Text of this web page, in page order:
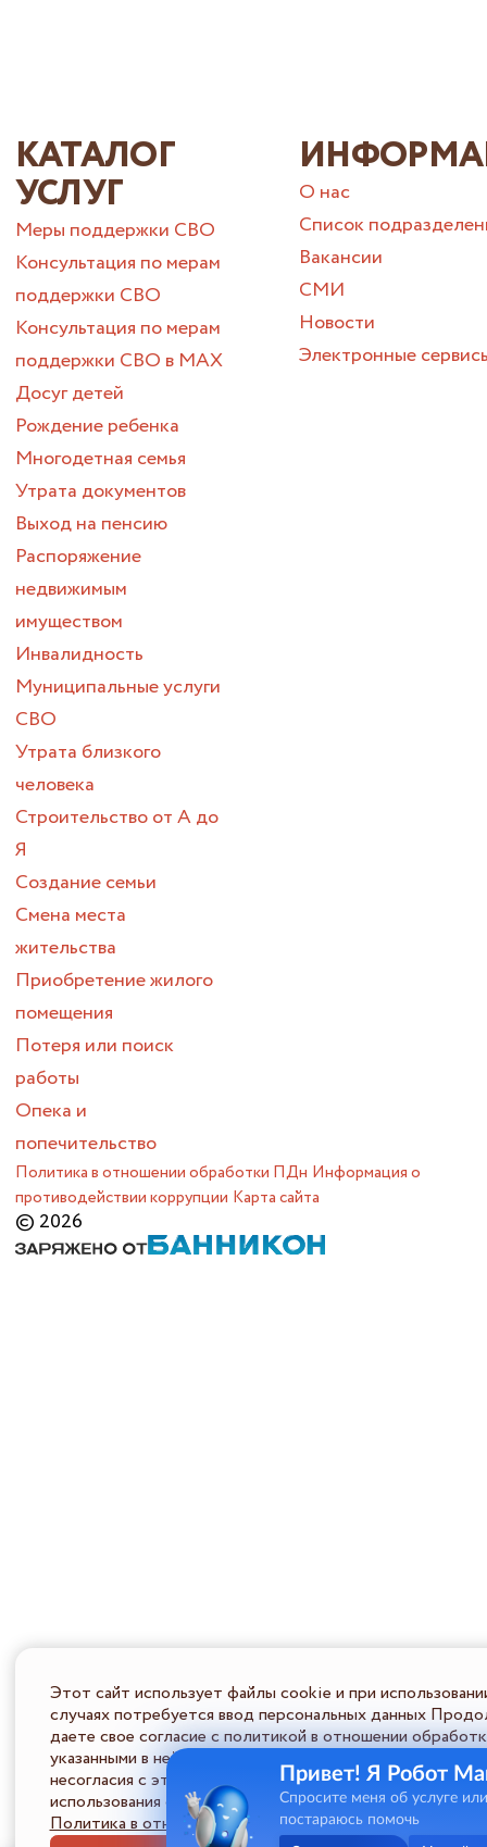
КАТАЛОГ
УСЛУГ
Меры поддержки СВО
Консультация по мерам
поддержки СВО
Консультация по мерам
поддержки СВО в МАХ
Досуг детей
Рождение ребенка
Многодетная семья
Утрата документов
Выход на пенсию
Распоряжение
недвижимым
имуществом
Инвалидность
Муниципальные услуги
СВО
Утрата близкого
человека
Строительство от А до
Я
Создание семьи
Смена места
жительства
Приобретение жилого
помещения
Потеря или поиск
работы
Опека и
попечительство
О нас
Список
Вакансии
СМИ
Новости
Электронные
Политика в отношении обработки ПДн Информация о
противодействии коррупции Карта сайта
© 2026
Этот сайт использует файлы cookie и при
случаях потребуется ввод персональных данных
даете свое согласие с политикой в отношении
указанными в ней условиями обработки персональной
несогласия с этими условиями Пользователь должен
использования сайта.
Политика в отношении обработки ПД
Привет! Я Робот
Спросите меня об услуге
постараюсь помочь